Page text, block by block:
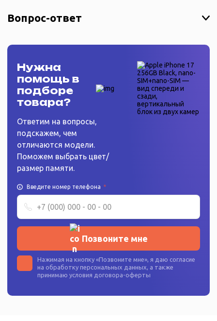
Вопрос-ответ
Нужна
помощь в
подборе
товара?
Ответим на вопросы,
подскажем, чем
отличаются модели.
Поможем выбрать цвет/
размер памяти.
Введите номер телефона *
Позвоните мне
Нажимая на кнопку «Позвоните мне», я даю согласие
на обработку персональных данных, а также
принимаю условия договора-оферты